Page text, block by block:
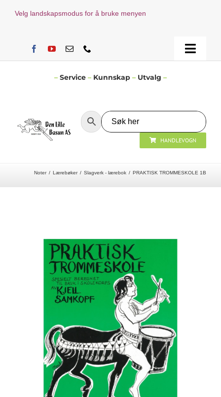
Velg landskapsmodus for å bruke menyen
Toggle
Åpningstider
Tilbudstorg
Til dirigenten
Instrumenter og tilbehør
Bager/ etuier
– Service – Kunnskap – Utvalg –
HANDLEVOGN
Noter Lærebøker Slagverk - lærebok PRAKTISK TROMMESKOLE 1B